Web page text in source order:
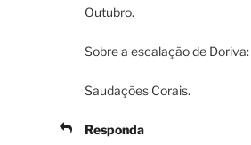
Outubro.
Sobre a escalação de Doriva:
Saudações Corais.
Responda